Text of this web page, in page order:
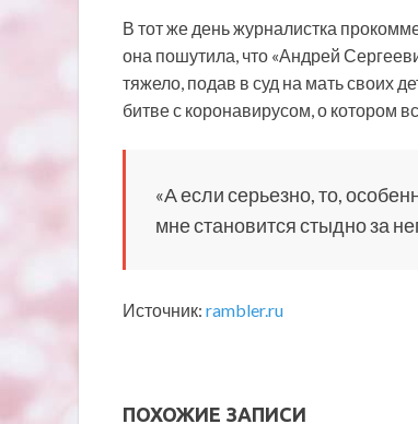
В тот же день журналистка
она пошутила, что «Андрей
тяжело, подав в суд на мать своих
битве с коронавирусом, о котором
«А если серьезно, то,
мне становится стыдно за
Источник: rambler.ru
ПОХОЖИЕ ЗАПИСИ